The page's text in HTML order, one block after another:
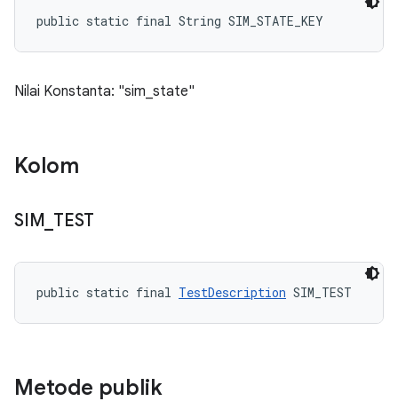
public static final String SIM_STATE_KEY
Nilai Konstanta: "sim_state"
Kolom
SIM TEST
public static final TestDescription SIM_TEST
Metode publik